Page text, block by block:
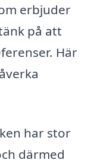
erbjuder
på att
Här
har stor
därmed